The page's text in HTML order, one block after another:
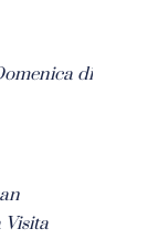
di